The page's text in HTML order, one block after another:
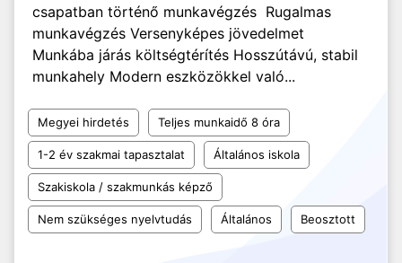
csapatban történő munkavégzés Rugalmas
munkavégzés Versenyképes jövedelmet
Munkába járás költségtérítés Hosszútávú, stabil
munkahely Modern eszközökkel való...
Megyei hirdetés Teljes munkaidő 8 óra
1-2 év szakmai tapasztalat Általános iskola
Szakiskola / szakmunkás képző
Nem szükséges nyelvtudás Általános Beosztott